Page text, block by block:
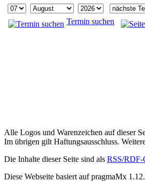
Termin suchen
Alle Logos und Warenzeichen auf dieser
Im übrigen gilt Haftungsausschluss.
Die Inhalte dieser Seite sind als RSS/RDF-
Diese Webseite basiert auf pragmaMx